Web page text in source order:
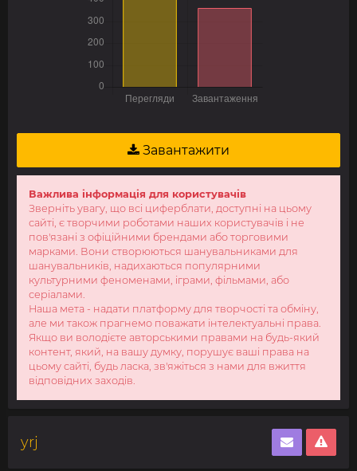
Завантажити
Важлива інформація для користувачів
Зверніть увагу, що всі циферблати, доступні на цьому
сайті, є творчими роботами наших користувачів і не
пов'язані з офіційними брендами або торговими
марками. Вони створюються шанувальниками для
шанувальників, надихаються популярними
культурними феноменами, іграми, фільмами, або
серіалами.
Наша мета - надати платформу для творчості та обміну,
але ми також прагнемо поважати інтелектуальні права.
Якщо ви володієте авторськими правами на будь-який
контент, який, на вашу думку, порушує ваші права на
цьому сайті, будь ласка, зв'яжіться з нами для вжиття
відповідних заходів.
yrj